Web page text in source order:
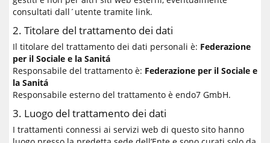
consultati dall´utente tramite link.
2. Titolare del trattamento dei dati
Il titolare del trattamento dei dati personali è: Federazione
per il Sociale e la Sanitá
Responsabile del trattamento è: Federazione per il Sociale e
la Sanitá
Responsabile esterno del trattamento è endo7 GmbH.
3. Luogo del trattamento dei dati
I trattamenti connessi ai servizi web di questo sito hanno